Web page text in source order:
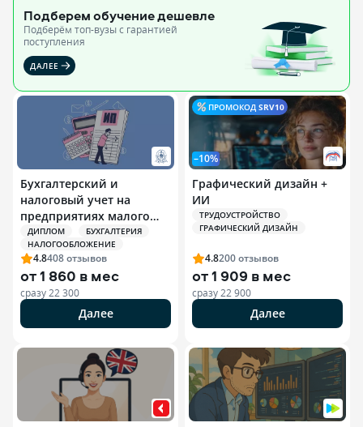
Подберем обучениедешевле
Подберём топ-вузы c гарантией
поступления
ДАЛЕЕ
Бухгалтерский и
налоговый учет на
предприятиях малого
бизнеса и
индивидуальных
предпринимателей (ИП)
ДИПЛОМ
БУХГАЛТЕРИЯ
НАЛОГООБЛОЖЕНИЕ
4.8408отзывов
от1 860 в мес
сразу 22 300
Далее
ПРОМОКОД SRV10
–10%
Графический дизайн +
ИИ
ТРУДОУСТРОЙСТВО
ГРАФИЧЕСКИЙ ДИЗАЙН
4.8200отзывов
от1 909 в мес
сразу 22 900
Далее